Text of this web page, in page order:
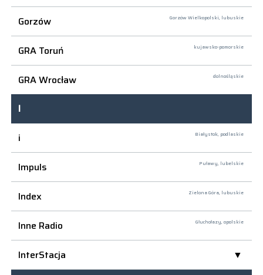
Gorzów Gorzów Wielkopolski, lubuskie
GRA Toruń kujawsko-pomorskie
GRA Wrocław dolnośląskie
I
i
Białystok, podlaskie
Impuls Puławy, lubelskie
Index Zielona Góra, lubuskie
Inne Radio Głuchołazy, opolskie
InterStacja